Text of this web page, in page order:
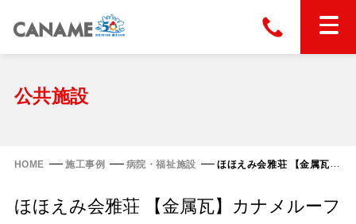
ホーム
屋根の改修
公共施設
HOME 施工事例 病院・福祉施設 ほほえみ会雅荘 【金属瓦】カナメルーフ
ほほえみ会雅荘 【金属瓦】カナメルーフ